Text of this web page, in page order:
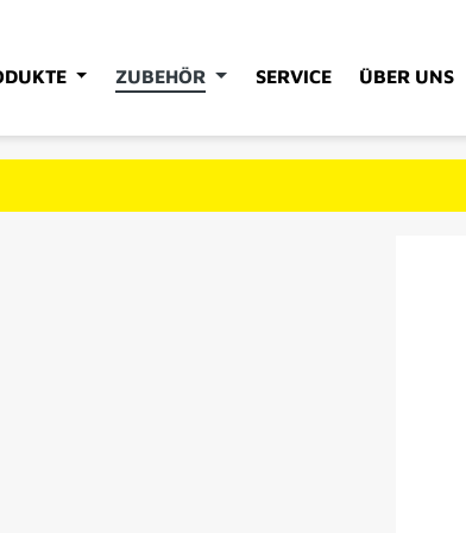
ZUBEHÖR SERVICE ÜBER UNS